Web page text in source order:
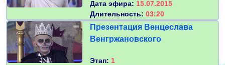
Дата эфира: 15.07.2015
Длительность: 03:20
Презентация Венцеслава
Венгржановского
Этап: 1